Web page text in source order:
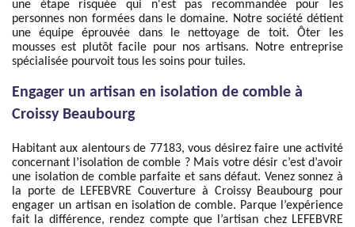
une étape risquée qui n'est pas recommandée pour les
personnes non formées dans le domaine. Notre société détient
une équipe éprouvée dans le nettoyage de toit. Ôter les
mousses est plutôt facile pour nos artisans. Notre entreprise
spécialisée pourvoit tous les soins pour tuiles.
Engager un artisan en isolation de comble à
Croissy Beaubourg
Habitant aux alentours de 77183, vous désirez faire une activité
concernant l’isolation de comble ? Mais votre désir c’est d’avoir
une isolation de comble parfaite et sans défaut. Venez sonnez à
la porte de LEFEBVRE Couverture à Croissy Beaubourg pour
engager un artisan en isolation de comble. Parque l’expérience
fait la différence, rendez compte que l’artisan chez LEFEBVRE